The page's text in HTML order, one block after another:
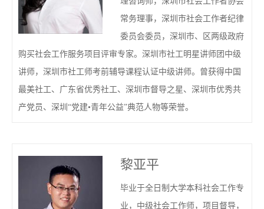
常务理事，深圳市社会工作者纪律
委员会委员，深圳市、区两级政府
购买社会工作服务项目评审专家。深圳市社工明星讲师团中级
讲师，深圳市社工师考前辅导课程认证中级讲师。曾获得中国
最美社工、广东省优秀社工、深圳市督导之星、深圳市优秀共
产党员、深圳“党建•青年公益”典范人物等荣誉。
黎亚平
毕业于全日制大学本科社会工作专
业，中级社会工作师，项目督导，